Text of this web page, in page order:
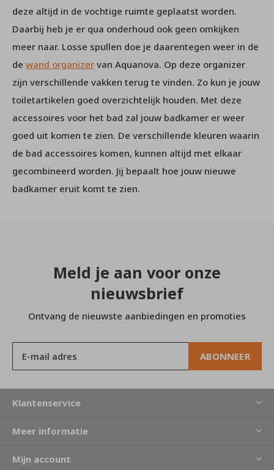
deze altijd in de vochtige ruimte geplaatst worden.
Daarbij heb je er qua onderhoud ook geen omkijken
meer naar. Losse spullen doe je daarentegen weer in de
de wand organizer van Aquanova. Op deze organizer
zijn verschillende vakken terug te vinden. Zo kun je jouw
toiletartikelen goed overzichtelijk houden. Met deze
accessoires voor het bad zal jouw badkamer er weer
goed uit komen te zien. De verschillende kleuren waarin
de bad accessoires komen, kunnen altijd met elkaar
gecombineerd worden. Jij bepaalt hoe jouw nieuwe
badkamer eruit komt te zien.
Meld je aan voor onze
nieuwsbrief
Ontvang de nieuwste aanbiedingen en promoties
ABONNEER
Klantenservice
Meer informatie
Mijn account